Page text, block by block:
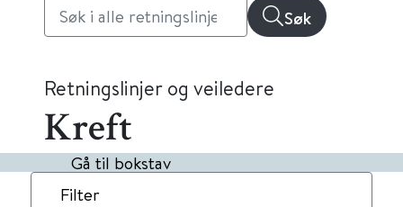
Søk
Retningslinjer og veiledere
Kreft
Gå til bokstav
Filter